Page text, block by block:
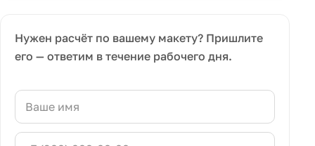
Нужен расчёт по вашему макету? Пришлите
его — ответим в течение рабочего дня.